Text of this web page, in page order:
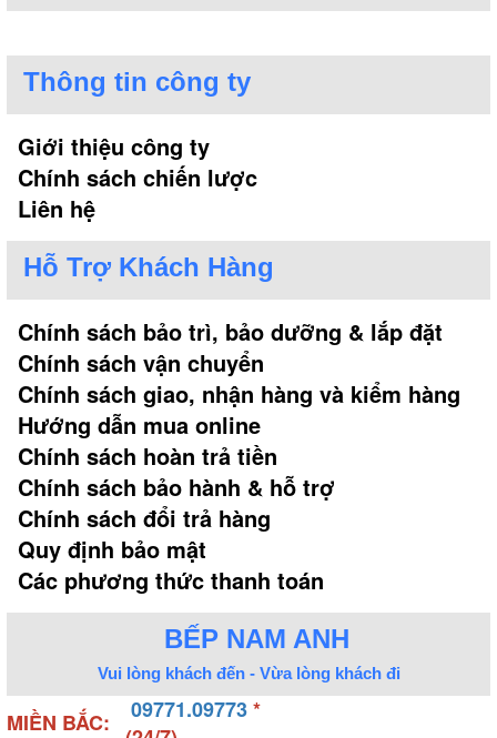
Thông tin công ty
Giới thiệu công ty
Chính sách chiến lược
Liên hệ
Hỗ Trợ Khách Hàng
Chính sách bảo trì, bảo dưỡng & lắp đặt
Chính sách vận chuyển
Chính sách giao, nhận hàng và kiểm hàng
Hướng dẫn mua online
Chính sách hoàn trả tiền
Chính sách bảo hành & hỗ trợ
Chính sách đổi trả hàng
Quy định bảo mật
Các phương thức thanh toán
BẾP NAM ANH
Vui lòng khách đến - Vừa lòng khách đi
MIỀN BẮC: 09771.09773*